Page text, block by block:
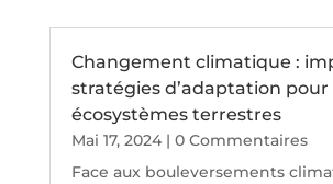
Changement climatique :
stratégies d’adaptation pour
écosystèmes terrestres
Mai 17, 2024| 0 Commentaires
Face aux bouleversements